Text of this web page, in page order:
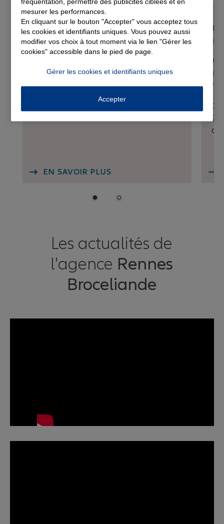
Assurance Auto
3 900 garages agréés partout en
EN SAVOIR PLUS
A
Les actualités de
l'agence Rennes
Broceliande
mesurer les performances.
En cliquant sur le bouton "Accepter" vous acceptez tous
les cookies et identifiants uniques. Vous pouvez aussi
modifier vos choix à tout moment via le lien "Gérer les
cookies" accessible dans le pied de page.
Gérer les cookies et identifiants uniques
Accepter